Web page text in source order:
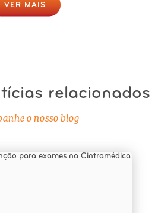
VER MAIS
relacionados
o nosso blog